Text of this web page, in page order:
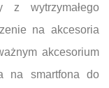
z wytrzymałego
na akcesoria
akcesorium
na smartfona do